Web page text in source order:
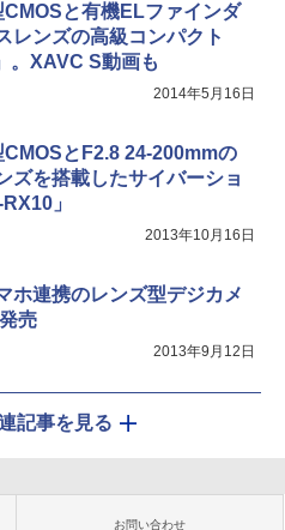
CMOSと有機ELファインダ
レンズの高級コンパクト
。XAVC S動画も
2014年5月16日
CMOSとF2.8 24-200mmの
ズを搭載したサイバーショ
」
2013年10月16日
ホ連携のレンズ型デジカメ
売
2013年9月12日
記事を見る
お問い合わせ